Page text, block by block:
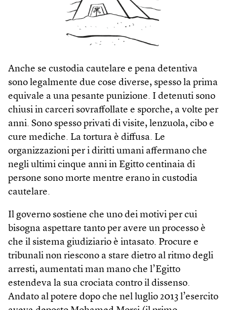
Anche se custodia cautelare e pena detentiva
sono legalmente due cose diverse, spesso la prima
equivale a una pesante punizione. I detenuti sono
chiusi in carceri sovraffollate e sporche, a volte per
anni. Sono spesso privati di visite, lenzuola, cibo e
cure mediche. La tortura è diffusa. Le
organizzazioni per i diritti umani affermano che
negli ultimi cinque anni in Egitto centinaia di
persone sono morte mentre erano in custodia
cautelare.
Il governo sostiene che uno dei motivi per cui
bisogna aspettare tanto per avere un processo è
che il sistema giudiziario è intasato. Procure e
tribunali non riescono a stare dietro al ritmo degli
arresti, aumentati man mano che l’Egitto
estendeva la sua crociata contro il dissenso.
Andato al potere dopo che nel luglio 2013 l’esercito